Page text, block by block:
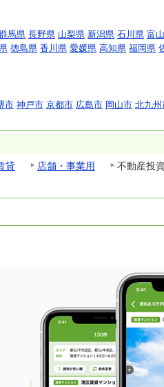
馬県 長野県 山梨県 新潟県 石川県 富
徳島県 香川県 愛媛県 高知県 福岡県
市 神戸市 京都市 広島市 岡山市 北九州
貸 店舗・事業用 不動産投資